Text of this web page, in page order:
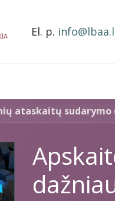
El. p.
ataskaitų sudarymo